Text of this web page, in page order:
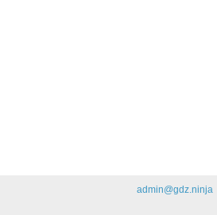
admin@gdz.ninja